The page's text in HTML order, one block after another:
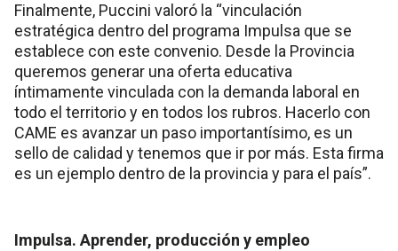
Finalmente, Puccini valoró la “vinculación
estratégica dentro del programa Impulsa que se
establece con este convenio. Desde la Provincia
queremos generar una oferta educativa
íntimamente vinculada con la demanda laboral en
todo el territorio y en todos los rubros. Hacerlo con
CAME es avanzar un paso importantísimo, es un
sello de calidad y tenemos que ir por más. Esta firma
es un ejemplo dentro de la provincia y para el país”.
Impulsa. Aprender, producción y empleo